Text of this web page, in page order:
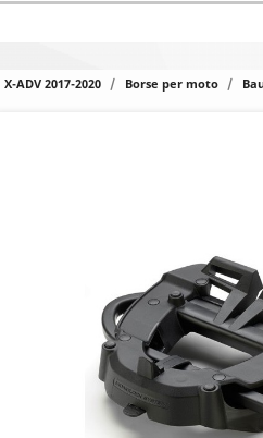
X-ADV 2017-2020 Borse per moto